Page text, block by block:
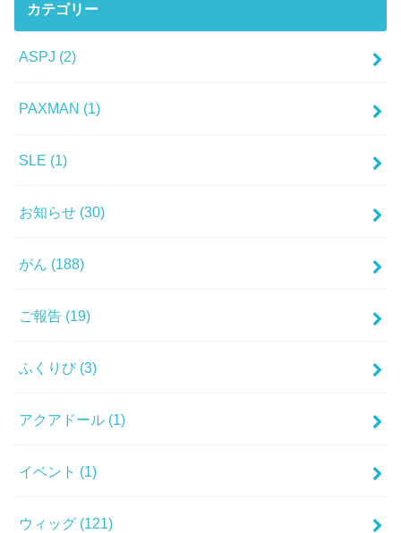
カテゴリー
ASPJ (2)
PAXMAN (1)
SLE (1)
お知らせ (30)
がん (188)
ご報告 (19)
ふくりび (3)
アクアドール (1)
イベント (1)
ウィッグ (121)